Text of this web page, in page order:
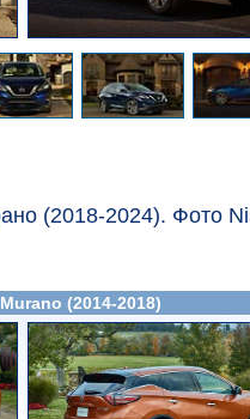
(2018-2024). Фото
(2014-2018)